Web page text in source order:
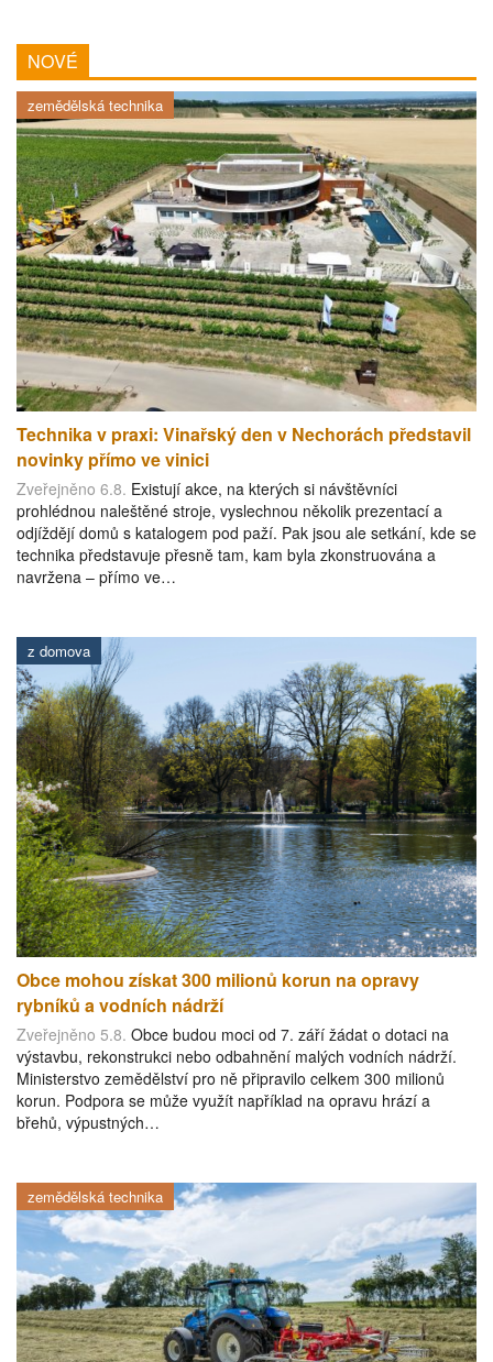
NOVÉ
zemědělská technika
Technika v praxi: Vinařský den v Nechorách představil
novinky přímo ve vinici
Zveřejněno 6.8. Existují akce, na kterých si návštěvníci
prohlédnou naleštěné stroje, vyslechnou několik prezentací a
odjíždějí domů s katalogem pod paží. Pak jsou ale setkání, kde se
technika představuje přesně tam, kam byla zkonstruována a
navržena – přímo ve…
z domova
Obce mohou získat 300 milionů korun na opravy
rybníků a vodních nádrží
Zveřejněno 5.8. Obce budou moci od 7. září žádat o dotaci na
výstavbu, rekonstrukci nebo odbahnění malých vodních nádrží.
Ministerstvo zemědělství pro ně připravilo celkem 300 milionů
korun. Podpora se může využít například na opravu hrází a
břehů, výpustných…
zemědělská technika